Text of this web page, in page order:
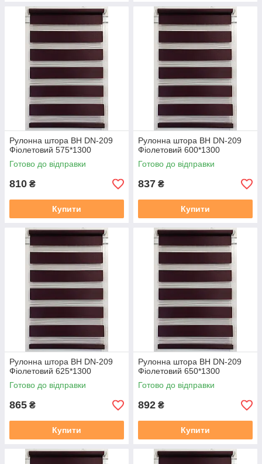
Рулонна штора ВН DN-209
Фіолетовий 575*1300
Готово до відправки
810 ₴
Купити
Рулонна штора ВН DN-209
Фіолетовий 600*1300
Готово до відправки
837 ₴
Купити
Рулонна штора ВН DN-209
Фіолетовий 625*1300
Готово до відправки
865 ₴
Купити
Рулонна штора ВН DN-209
Фіолетовий 650*1300
Готово до відправки
892 ₴
Купити